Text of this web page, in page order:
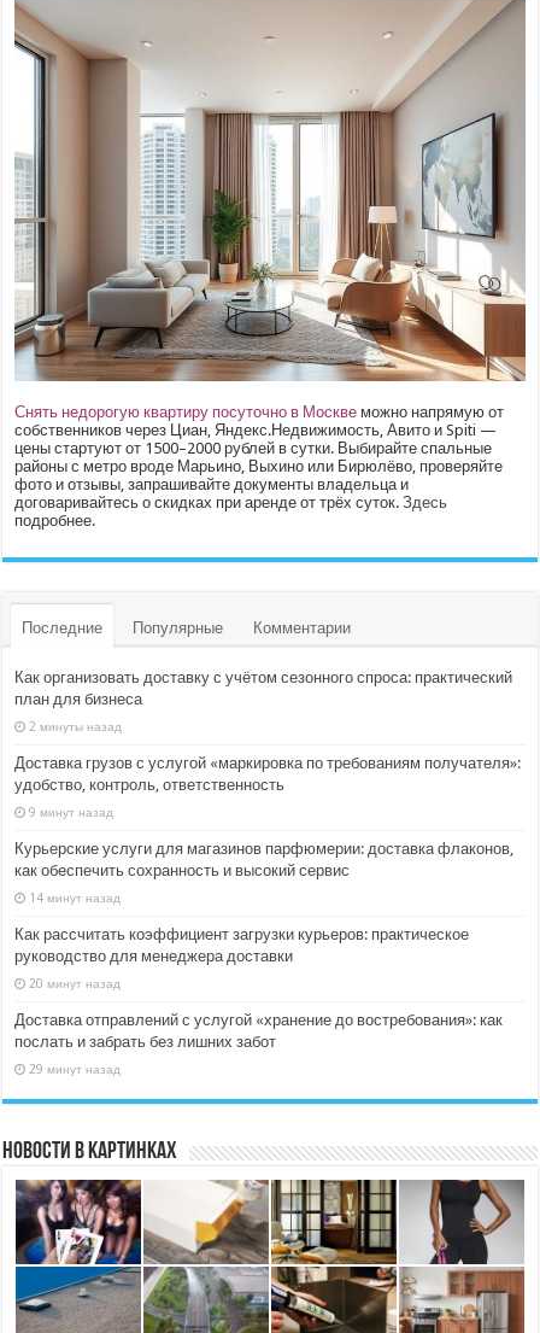
Снять недорогую квартиру посуточно в Москве можно напрямую от
собственников через Циан, Яндекс.Недвижимость, Авито и Spiti —
цены стартуют от 1500–2000 рублей в сутки. Выбирайте спальные
районы с метро вроде Марьино, Выхино или Бирюлёво, проверяйте
фото и отзывы, запрашивайте документы владельца и
договаривайтесь о скидках при аренде от трёх суток.Здесь
подробнее.
Последние Популярные Комментарии
Как организовать доставку с учётом сезонного спроса: практический
план для бизнеса
2 минуты назад
Доставка грузов с услугой «маркировка по требованиям получателя»:
удобство, контроль, ответственность
9 минут назад
Курьерские услуги для магазинов парфюмерии: доставка флаконов,
как обеспечить сохранность и высокий сервис
14 минут назад
Как рассчитать коэффициент загрузки курьеров: практическое
руководство для менеджера доставки
20 минут назад
Доставка отправлений с услугой «хранение до востребования»: как
послать и забрать без лишних забот
29 минут назад
Новости в картинках